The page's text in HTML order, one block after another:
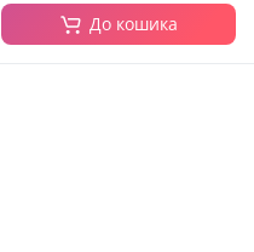
До кошика